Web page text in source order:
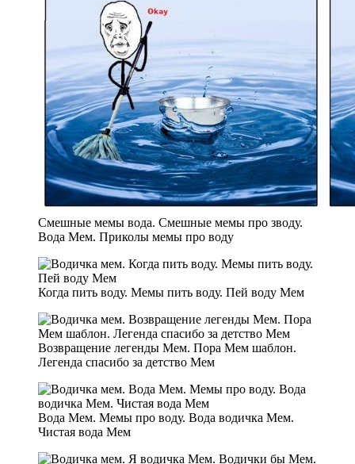
Смешные мемы вода. Смешные мемы про зводу.
Вода Мем. Приколы мемы про воду
Когда пить воду. Мемы пить воду. Пей воду Мем
Возвращение легенды Мем. Пора Мем шаблон.
Легенда спасибо за детство Мем
Вода Мем. Мемы про воду. Вода водичка Мем.
Чистая вода Мем